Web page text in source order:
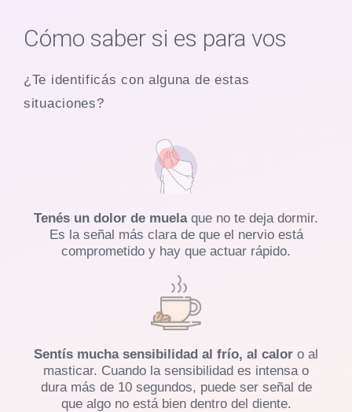
Cómo saber si es para vos
¿Te identificás con alguna de estas
situaciones?
Tenés un dolor de muelaque no te deja dormir.
Es la señal más clara de que el nervio está
comprometido y hay que actuar rápido.
Sentís mucha sensibilidad al frío, al calor o al
masticar. Cuando la sensibilidad es intensa o
dura más de 10 segundos, puede ser señal de
que algo no está bien dentro del diente.